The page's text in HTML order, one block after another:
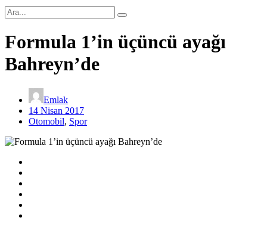
Formula 1’in üçüncü ayağı
Bahreyn’de
Emlak
14 Nisan 2017
Otomobil, Spor